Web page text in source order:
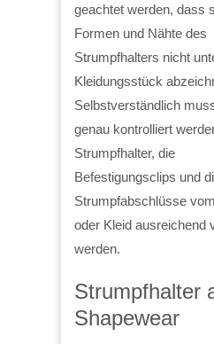
geachtet werden, dass
Formen und Nähte des
Strumpfhalters nicht
Kleidungsstück
Selbstverständlich
genau kontrolliert
Strumpfhalter, die
Befestigungsclips und
Strumpfabschlüsse
oder Kleid ausreichend
werden.
Strumpfhalter
Shapewear